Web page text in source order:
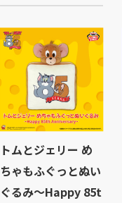
トムとジェリー め
ちゃもふぐっとぬい
ぐるみ～Happy 85t